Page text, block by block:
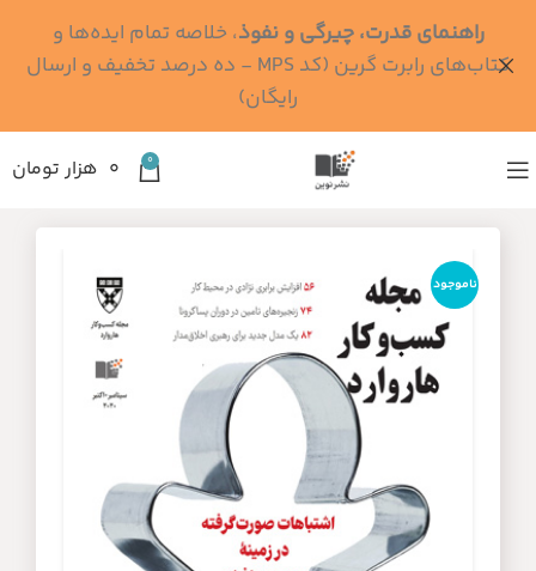
0 ۰ هزار تومان
ناموجود
راهنمای قدرت، چیرگی و نفوذ، خلاصه تمام ایده‌ها و
کتاب‌های رابرت گرین (کد MPS - ده درصد تخفیف و ارسال
رایگان)